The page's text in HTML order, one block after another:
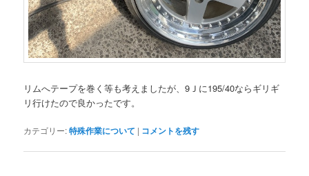
リムへテープを巻く等も考えましたが、9Ｊに195/40ならギリギ
リ行けたので良かったです。
カテゴリー:特殊作業について | コメントを残す